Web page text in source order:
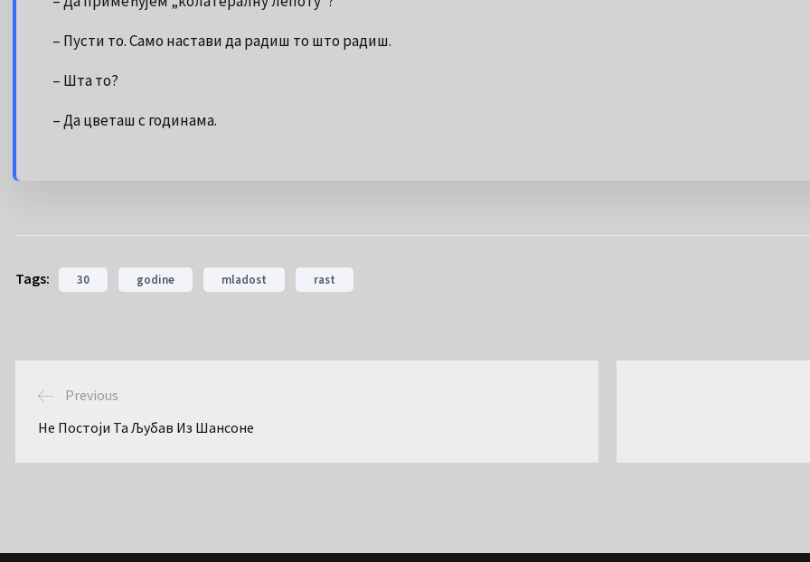
– Пусти то. Само настави да радиш то што радиш.
– Шта то?
– Да цветаш с годинама.
Tags: 30 godine mladost rast
Previous
Не Постоји Та Љубав Из Шансоне